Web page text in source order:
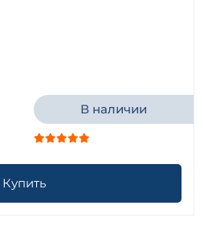
В наличии
Купить